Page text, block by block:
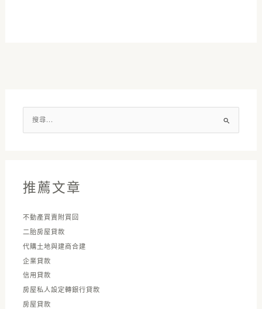
尋
:推薦文章
不動產買賣附買回
二胎房屋貸款
代購土地與建商合建
企業貸款
信用貸款
房屋私人設定轉銀行貸款
房屋貸款